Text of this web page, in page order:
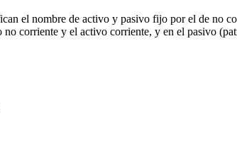
el nombre de activo y pasivo fijo por el de no
corriente y el activo corriente, y en el pasivo